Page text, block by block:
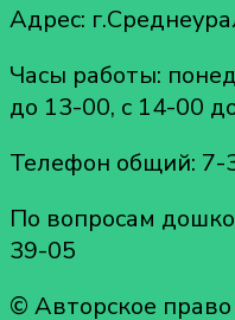
Адрес:
Часы работы:
до 13-00, с 14-00
Телефон общий: 7-
По вопросам
39-05
© Авторское